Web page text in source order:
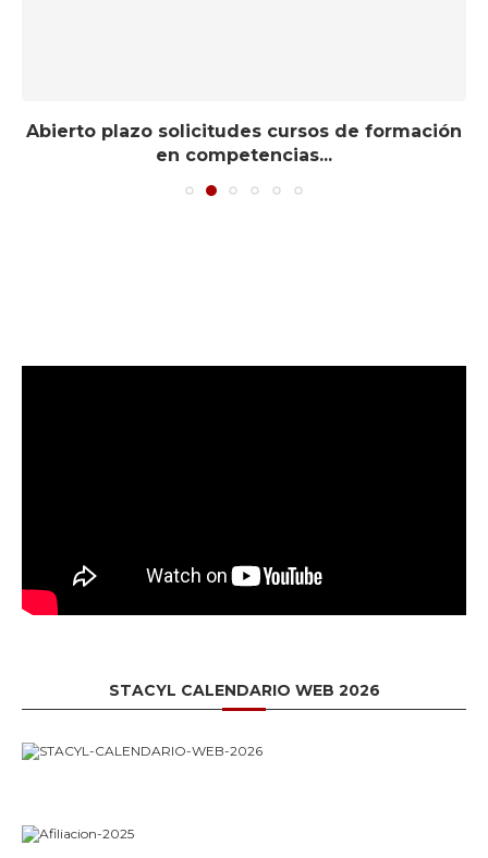
Abierto plazo solicitudes cursos de formación
en competencias...
STACYL CALENDARIO WEB 2026